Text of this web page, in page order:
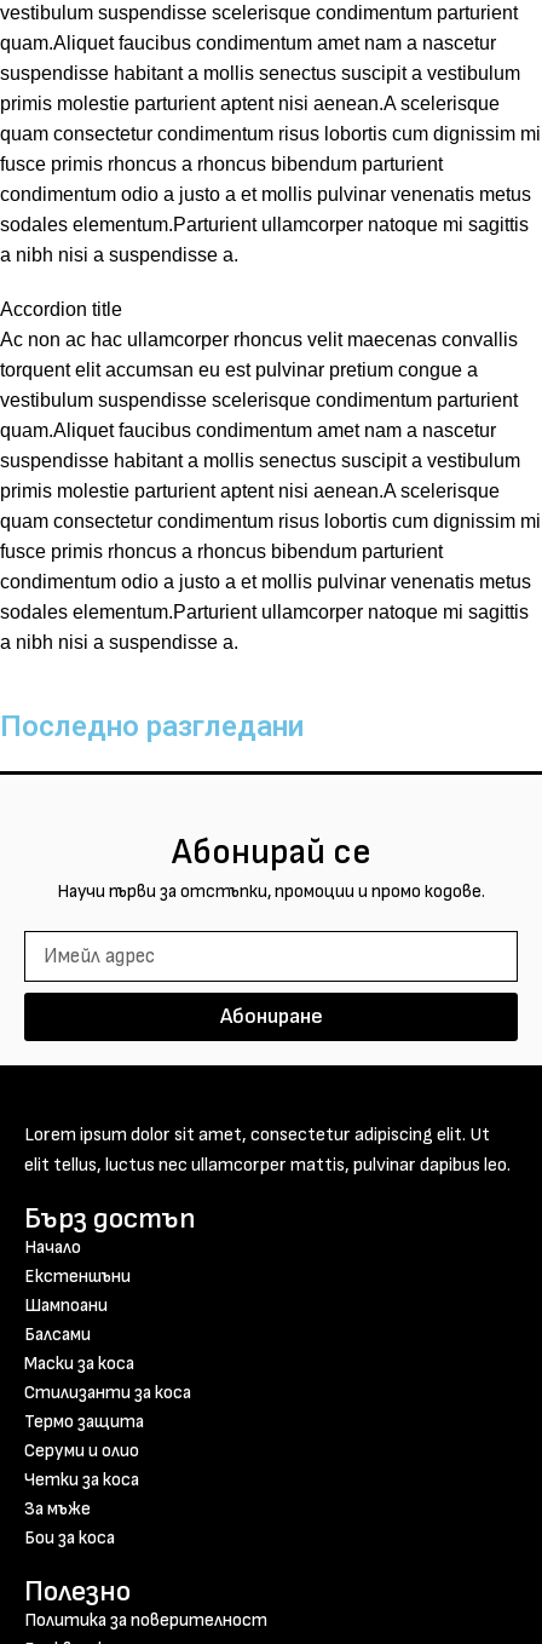
vestibulum suspendisse scelerisque condimentum parturient
quam.Aliquet faucibus condimentum amet nam a nascetur
suspendisse habitant a mollis senectus suscipit a vestibulum
primis molestie parturient aptent nisi aenean.A scelerisque
quam consectetur condimentum risus lobortis cum dignissim mi
fusce primis rhoncus a rhoncus bibendum parturient
condimentum odio a justo a et mollis pulvinar venenatis metus
sodales elementum.Parturient ullamcorper natoque mi sagittis
a nibh nisi a suspendisse a.
Accordion title
Ac non ac hac ullamcorper rhoncus velit maecenas convallis
torquent elit accumsan eu est pulvinar pretium congue a
vestibulum suspendisse scelerisque condimentum parturient
quam.Aliquet faucibus condimentum amet nam a nascetur
suspendisse habitant a mollis senectus suscipit a vestibulum
primis molestie parturient aptent nisi aenean.A scelerisque
quam consectetur condimentum risus lobortis cum dignissim mi
fusce primis rhoncus a rhoncus bibendum parturient
condimentum odio a justo a et mollis pulvinar venenatis metus
sodales elementum.Parturient ullamcorper natoque mi sagittis
a nibh nisi a suspendisse a.
Последно разгледани
Абонирай се
Научи първи за отстъпки, промоции и промо кодове.
Абониране
Lorem ipsum dolor sit amet, consectetur adipiscing elit. Ut
elit tellus, luctus nec ullamcorper mattis, pulvinar dapibus leo.
Бърз достъп
Начало
Екстеншъни
Шампоани
Балсами
Маски за коса
Стилизанти за коса
Термо защита
Серуми и олио
Четки за коса
За мъже
Бои за коса
Полезно
Политика за поверителност